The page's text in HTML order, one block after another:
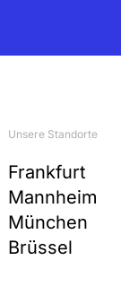
Unsere Standorte
Frankfurt
Mannheim
München
Brüssel